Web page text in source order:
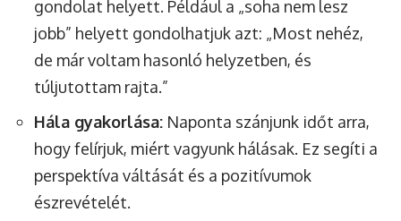
gondolat helyett. Például a „soha nem lesz
jobb” helyett gondolhatjuk azt: „Most nehéz,
de már voltam hasonló helyzetben, és
túljutottam rajta.”
Hála gyakorlása: Naponta szánjunk időt arra,
hogy felírjuk, miért vagyunk hálásak. Ez segíti a
perspektíva váltását és a pozitívumok
észrevételét.